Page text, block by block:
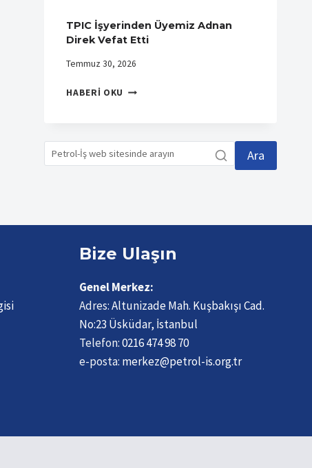
ETMIŞTIR
TPIC İşyerinden Üyemiz Adnan
Direk Vefat Etti
Temmuz 30, 2026
HABERI OKU TPIC
DIREK
Ara
Bize Ulaşın
Genel Merkez:
Adres:Altunizade Mah. Kuşbakışı Cad.
No:23 Üsküdar, İstanbul
Telefon:0216 474 98 70
e-posta: merkez@petrol-is.org.tr